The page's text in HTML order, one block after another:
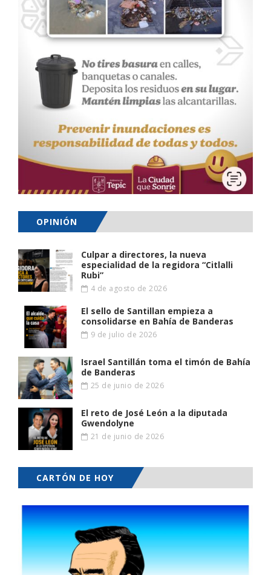
OPINIÓN
Culpar a directores, la nueva
especialidad de la regidora “Citlalli
Rubi”
4 de agosto de 2026
El sello de Santillan empieza a
consolidarse en Bahía de Banderas
9 de julio de 2026
Israel Santillán toma el timón de Bahía
de Banderas
25 de junio de 2026
El reto de José León a la diputada
Gwendolyne
21 de junio de 2026
CARTÓN DE HOY